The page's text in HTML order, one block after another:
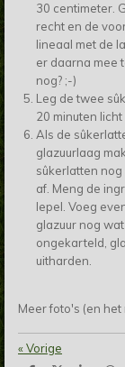
30 centimeter.
recht en de
lineaal met de
er daarna mee
nog? ;-)
Leg de twee
20 minuten
Als de
glazuurlaag
sûkerlatten
af. Meng de
lepel. Voeg
glazuur nog
ongekarteld,
uitharden.
Meer foto's (en
«Vorige